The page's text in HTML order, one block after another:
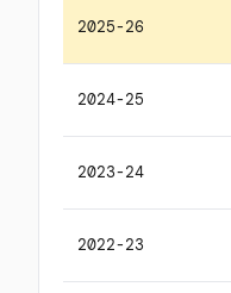
2025-26
2024-25
2023-24
2022-23